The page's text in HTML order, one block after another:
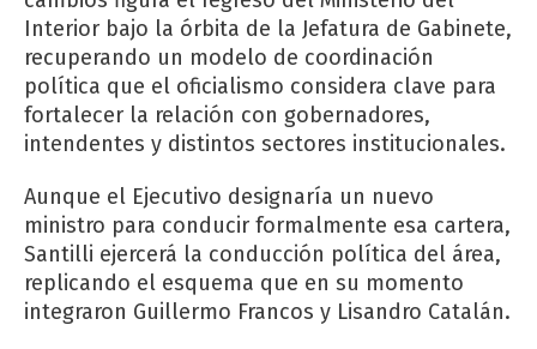
Interior bajo la órbita de la Jefatura de Gabinete,
recuperando un modelo de coordinación
política que el oficialismo considera clave para
fortalecer la relación con gobernadores,
intendentes y distintos sectores institucionales.
Aunque el Ejecutivo designaría un nuevo
ministro para conducir formalmente esa cartera,
Santilli ejercerá la conducción política del área,
replicando el esquema que en su momento
integraron Guillermo Francos y Lisandro Catalán.